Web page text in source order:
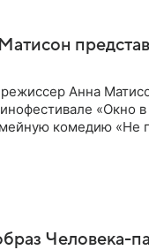
Анна
«Окно
комедию «Не
Человека-